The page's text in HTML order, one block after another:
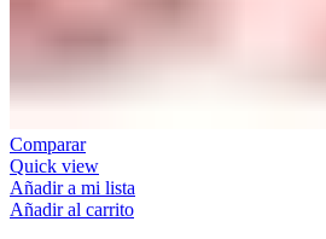
Comparar
Quick view
Añadir a mi lista
Añadir al carrito